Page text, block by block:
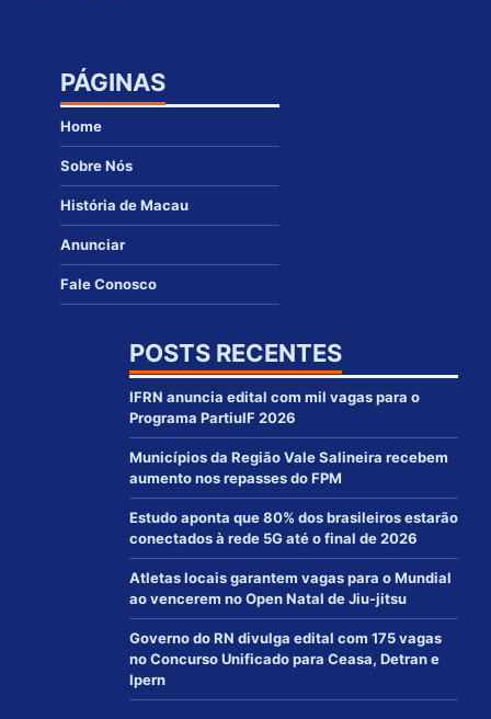
PÁGINAS
Home
Sobre Nós
História de Macau
Anunciar
Fale Conosco
POSTS RECENTES
IFRN anuncia edital com mil vagas para o
Programa PartiuIF 2026
Municípios da Região Vale Salineira recebem
aumento nos repasses do FPM
Estudo aponta que 80% dos brasileiros estarão
conectados à rede 5G até o final de 2026
Atletas locais garantem vagas para o Mundial
ao vencerem no Open Natal de Jiu-jitsu
Governo do RN divulga edital com 175 vagas
no Concurso Unificado para Ceasa, Detran e
Ipern